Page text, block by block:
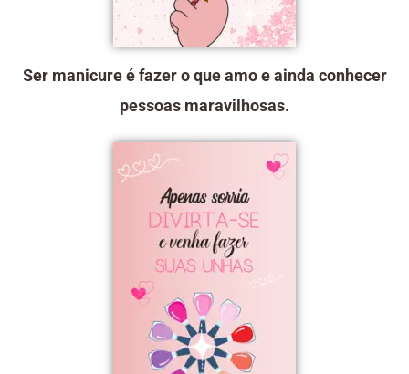
Ser manicure é fazer o que amo e ainda conhecer
pessoas maravilhosas.